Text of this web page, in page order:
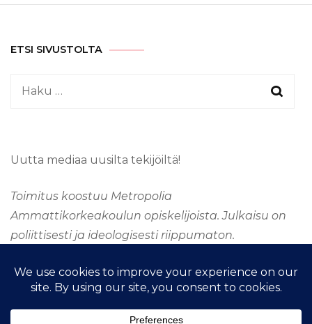
ETSI SIVUSTOLTA
Haku:
Uutta mediaa uusilta tekijöiltä!
Toimitus koostuu Metropolia
Ammattikorkeakoulun opiskelijoista. Julkaisu on
poliittisesti ja ideologisesti riippumaton.